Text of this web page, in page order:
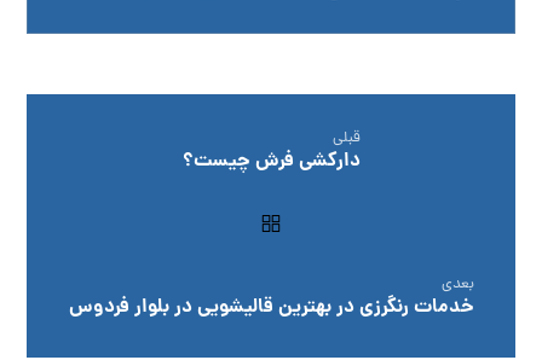
قبلی
دارکشی فرش چیست؟
بعدی
خدمات رنگرزی در بهترین قالیشویی در بلوار فردوس